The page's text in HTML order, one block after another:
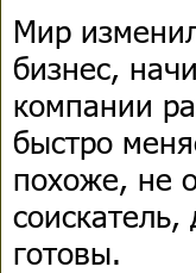
Мир
бизнес,
компании
быстро
похоже, не
готовы.